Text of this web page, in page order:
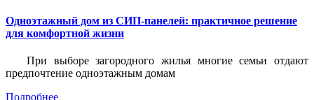
Одноэтажный дом из СИП-панелей: практичное решение
для комфортной жизни
При выборе загородного жилья многие семьи отдают
предпочтение одноэтажным домам
Подробнее